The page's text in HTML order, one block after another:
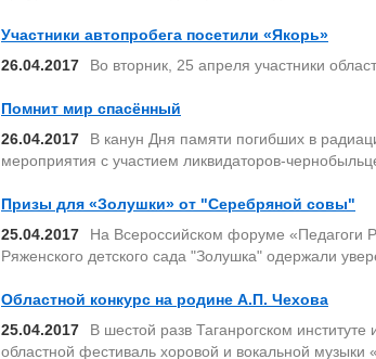
Участники автопробега посетили «Якорь»
26.04.2017
Во вторник, 25 апреля участники
Помнит мир спасённый
26.04.2017
В канун Дня памяти погибших в
мероприятия с участием ликвидаторов-
Призы для «Золушки» от "Серебряной совы"
25.04.2017
На Всероссийском форуме «Педагоги
Ряженского детского сада "Золушка" одержали
Областной конкурс на родине А.П. Чехова
25.04.2017
В шестой разв Таганрогском
областной фестиваль хоровой и вокальной музыки